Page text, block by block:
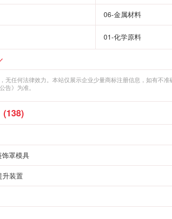
06-金属材料
01-化学原料
任何法律效力。本站仅展示企业少量商标注册信息，如有不准
》为准。
(138)
罩模具
升装置